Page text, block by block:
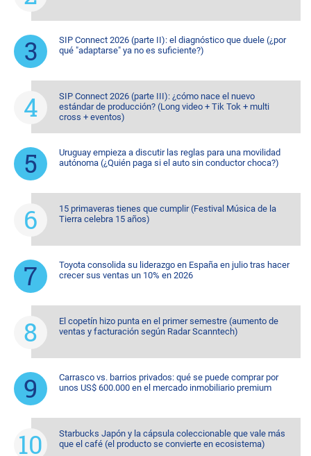
SIP Connect 2026 (parte II): el diagnóstico que duele (¿por
qué "adaptarse" ya no es suficiente?)
SIP Connect 2026 (parte III): ¿cómo nace el nuevo
estándar de producción? (Long video + Tik Tok + multi
cross + eventos)
Uruguay empieza a discutir las reglas para una movilidad
autónoma (¿Quién paga si el auto sin conductor choca?)
15 primaveras tienes que cumplir (Festival Música de la
Tierra celebra 15 años)
Toyota consolida su liderazgo en España en julio tras hacer
crecer sus ventas un 10% en 2026
El copetín hizo punta en el primer semestre (aumento de
ventas y facturación según Radar Scanntech)
Carrasco vs. barrios privados: qué se puede comprar por
unos US$ 600.000 en el mercado inmobiliario premium
Starbucks Japón y la cápsula coleccionable que vale más
que el café (el producto se convierte en ecosistema)